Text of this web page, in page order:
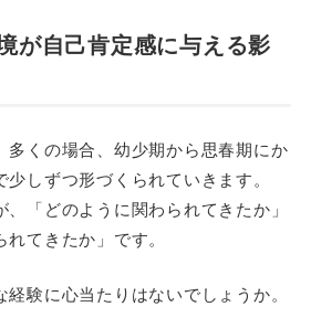
が自己肯定感に与える影
多くの場合、幼少期から思春期にか
しずつ形づくられていきます。
「どのように関わられてきたか」
れてきたか」です。
験に心当たりはないでしょうか。